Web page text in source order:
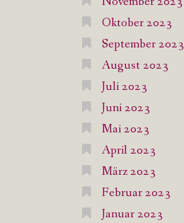
Oktober 2023
September 2023
August 2023
Juli 2023
Juni 2023
Mai 2023
April 2023
März 2023
Februar 2023
Januar 2023